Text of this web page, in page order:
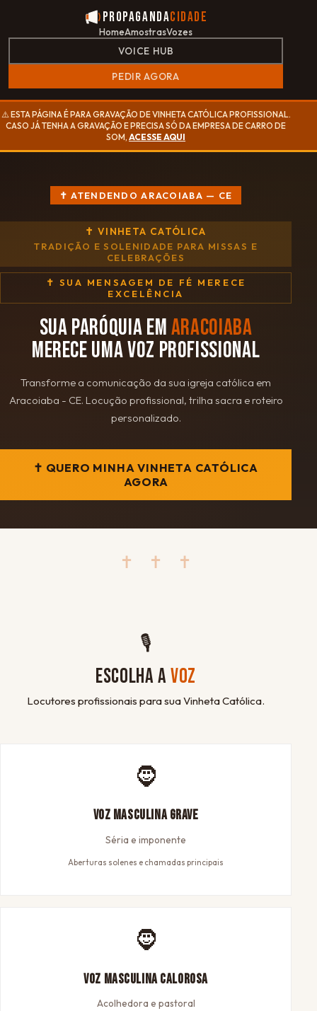
PropagandaCidade
HomeAmostrasVozes
VOICE HUB
PEDIR AGORA
⚠️ ESTA PÁGINA É PARA GRAVAÇÃO DE VINHETA CATÓLICA PROFISSIONAL.
CASO JÁ TENHA A GRAVAÇÃO E PRECISA SÓ DA EMPRESA DE CARRO DE
SOM,ACESSE AQUI
✝ ATENDENDO ARACOIABA — CE
✝ VINHETA CATÓLICA
TRADIÇÃO E SOLENIDADE PARA MISSAS E
CELEBRAÇÕES
✝ SUA MENSAGEM DE FÉ MERECE
EXCELÊNCIA
SUA PARÓQUIA EMARACOIABA
MERECE UMA VOZ PROFISSIONAL
Transforme a comunicação da sua igreja católica em
Aracoiaba - CE. Locução profissional, trilha sacra e roteiro
personalizado.
✝ QUERO MINHA VINHETA CATÓLICA
AGORA
✝ ✝ ✝
🎙
ESCOLHA AVOZ
Locutores profissionais para sua Vinheta Católica.
🧔
Voz Masculina Grave
Séria e imponente
Aberturas solenes e chamadas principais
🧔
Voz Masculina Calorosa
Acolhedora e pastoral